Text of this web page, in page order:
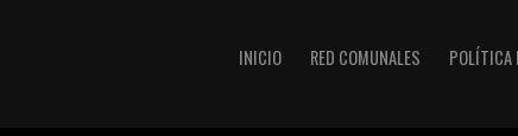
INICIO RED COMUNALES POLÍTICA